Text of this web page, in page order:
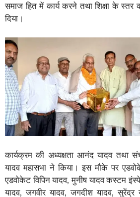
समाज हित में कार्य करने तथा शिक्षा के स्तर
दिया।
कार्यक्रम की अध्यक्षता आनंद यादव तथा
यादव महासभा ने किया। इस मौके पर
एडवोकेट विपिन यादव, मुनीष यादव कस्टम
यादव, जगवीर यादव, जगदीश यादव,